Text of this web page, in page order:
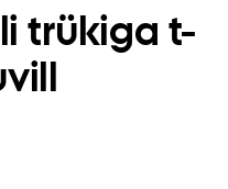
trükiga t-